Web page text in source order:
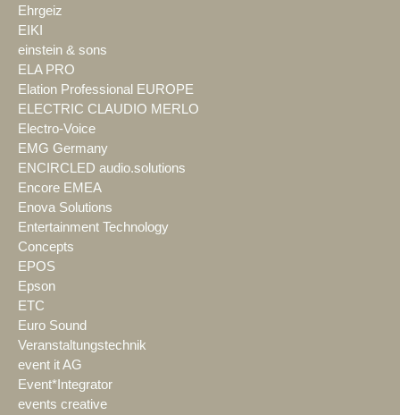
Ehrgeiz
EIKI
einstein & sons
ELA PRO
Elation Professional EUROPE
ELECTRIC CLAUDIO MERLO
Electro-Voice
EMG Germany
ENCIRCLED audio.solutions
Encore EMEA
Enova Solutions
Entertainment Technology
Concepts
EPOS
Epson
ETC
Euro Sound
Veranstaltungstechnik
event it AG
Event*Integrator
events creative